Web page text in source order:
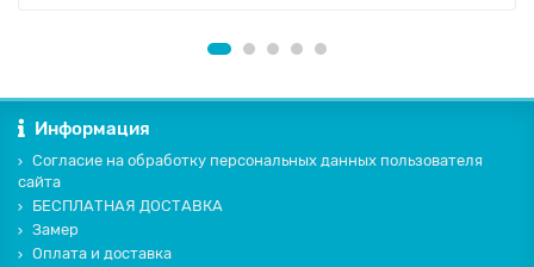
Информация
Согласие на обработку персональных данных пользователя
сайта
БЕСПЛАТНАЯ ДОСТАВКА
Замер
Оплата и доставка